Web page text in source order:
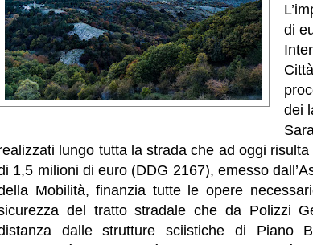
di
dei
lungo tutta la strada che ad oggi
1,5 milioni di euro (DDG 2167), emesso
Mobilità, finanzia tutte le opere
del tratto stradale che da Polizzi
dalle strutture sciistiche di Piano